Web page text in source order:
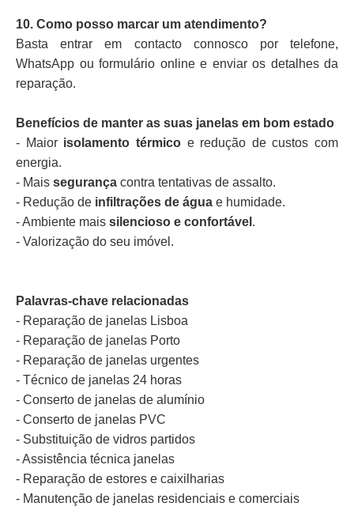
10. Como posso marcar um atendimento?
Basta entrar em contacto connosco por telefone,
WhatsApp ou formulário online e enviar os detalhes da
reparação.
Benefícios de manter as suas janelas em bom estado
- Maior isolamento térmicoe redução de custos com
energia.
- Mais segurança contra tentativas de assalto.
- Redução de infiltrações de água e humidade.
- Ambiente mais silencioso e confortável .
- Valorização do seu imóvel.
Palavras-chave relacionadas
- Reparação de janelas Lisboa
- Reparação de janelas Porto
- Reparação de janelas urgentes
- Técnico de janelas 24 horas
- Conserto de janelas de alumínio
- Conserto de janelas PVC
- Substituição de vidros partidos
- Assistência técnica janelas
- Reparação de estores e caixilharias
- Manutenção de janelas residenciais e comerciais